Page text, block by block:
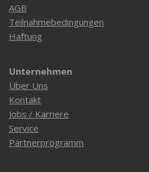
AGB
Teilnahmebedingungen
Haftung
Unternehmen
Über Uns
Kontakt
Jobs / Karriere
Service
Partnerprogramm